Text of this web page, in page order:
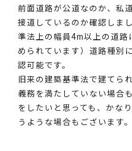
前面道路が公道なのか、私
接道しているのか確認しま
準法上の幅員4m以上の道
められています）道路種別
認可能です。
旧来の建築基準法で建てら
義務を満たしていない場合
をしたいと思っても、かな
うような場合もございます。